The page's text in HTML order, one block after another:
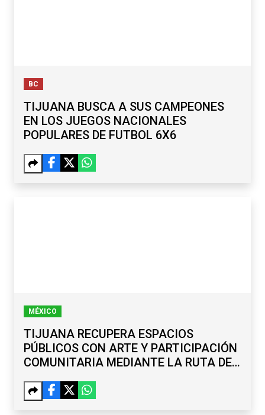
BC
TIJUANA BUSCA A SUS CAMPEONES
EN LOS JUEGOS NACIONALES
POPULARES DE FUTBOL 6X6
MÉXICO
TIJUANA RECUPERA ESPACIOS
PÚBLICOS CON ARTE Y PARTICIPACIÓN
COMUNITARIA MEDIANTE LA RUTA DE